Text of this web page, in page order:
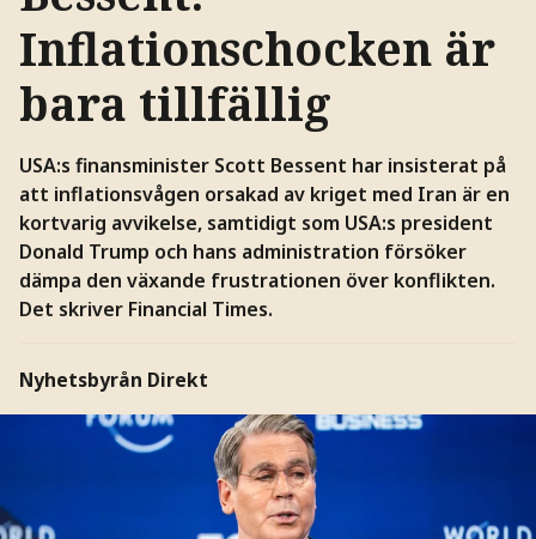
Inflationschocken är
bara tillfällig
USA:s finansminister Scott Bessent har insisterat på
att inflationsvågen orsakad av kriget med Iran är en
kortvarig avvikelse, samtidigt som USA:s president
Donald Trump och hans administration försöker
dämpa den växande frustrationen över konflikten.
Det skriver Financial Times.
Nyhetsbyrån Direkt